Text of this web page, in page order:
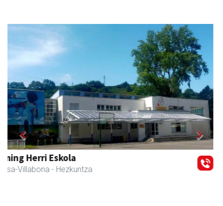
Iraola aholkularitza
Amasa-Villabona - Abokatuak
Previous Next